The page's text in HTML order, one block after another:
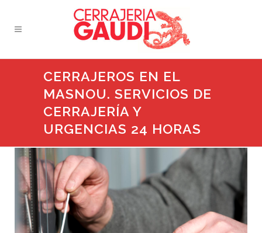
CERRAJEROS EN EL
MASNOU. SERVICIOS DE
CERRAJERÍA Y
URGENCIAS 24 HORAS